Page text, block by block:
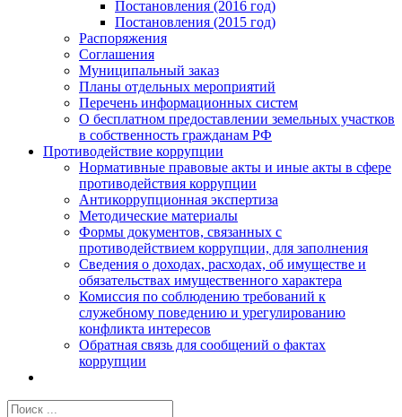
Постановления (2016 год)
Постановления (2015 год)
Распоряжения
Соглашения
Муниципальный заказ
Планы отдельных мероприятий
Перечень информационных систем
О бесплатном предоставлении земельных участков
в собственность гражданам РФ
Противодействие коррупции
Нормативные правовые акты и иные акты в сфере
противодействия коррупции
Антикоррупционная экспертиза
Методические материалы
Формы документов, связанных с
противодействием коррупции, для заполнения
Сведения о доходах, расходах, об имуществе и
обязательствах имущественного характера
Комиссия по соблюдению требований к
служебному поведению и урегулированию
конфликта интересов
Обратная связь для сообщений о фактах
коррупции
Результат